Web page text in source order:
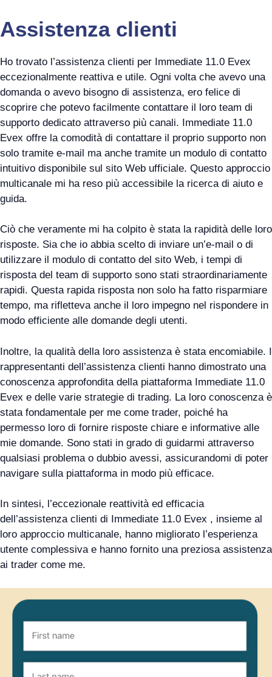
Assistenza clienti
Ho trovato l’assistenza clienti per Immediate 11.0 Evex
eccezionalmente reattiva e utile. Ogni volta che avevo una
domanda o avevo bisogno di assistenza, ero felice di
scoprire che potevo facilmente contattare il loro team di
supporto dedicato attraverso più canali. Immediate 11.0
Evex offre la comodità di contattare il proprio supporto non
solo tramite e-mail ma anche tramite un modulo di contatto
intuitivo disponibile sul sito Web ufficiale. Questo approccio
multicanale mi ha reso più accessibile la ricerca di aiuto e
guida.
Ciò che veramente mi ha colpito è stata la rapidità delle loro
risposte. Sia che io abbia scelto di inviare un’e-mail o di
utilizzare il modulo di contatto del sito Web, i tempi di
risposta del team di supporto sono stati straordinariamente
rapidi. Questa rapida risposta non solo ha fatto risparmiare
tempo, ma rifletteva anche il loro impegno nel rispondere in
modo efficiente alle domande degli utenti.
Inoltre, la qualità della loro assistenza è stata encomiabile. I
rappresentanti dell’assistenza clienti hanno dimostrato una
conoscenza approfondita della piattaforma Immediate 11.0
Evex e delle varie strategie di trading. La loro conoscenza è
stata fondamentale per me come trader, poiché ha
permesso loro di fornire risposte chiare e informative alle
mie domande. Sono stati in grado di guidarmi attraverso
qualsiasi problema o dubbio avessi, assicurandomi di poter
navigare sulla piattaforma in modo più efficace.
In sintesi, l’eccezionale reattività ed efficacia
dell’assistenza clienti di Immediate 11.0 Evex , insieme al
loro approccio multicanale, hanno migliorato l’esperienza
utente complessiva e hanno fornito una preziosa assistenza
ai trader come me.